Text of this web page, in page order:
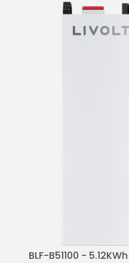
BLF-B51100 -